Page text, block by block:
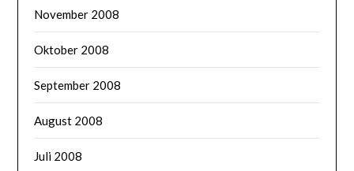
November 2008
Oktober 2008
September 2008
August 2008
Juli 2008